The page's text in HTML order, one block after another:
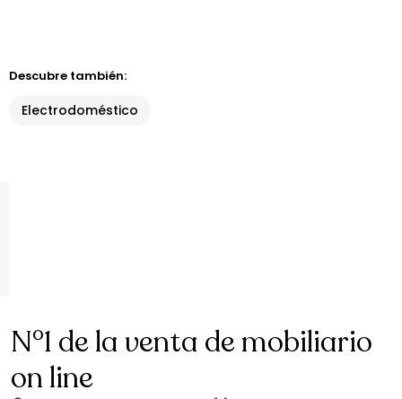
Descubre también:
Electrodoméstico
N°1 de la venta de mobiliario
on line